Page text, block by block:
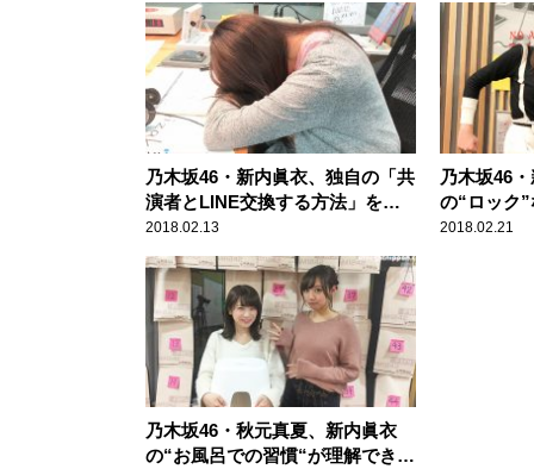
乃木坂46・新内眞衣、独自の「共
演者とLINE交換する方法」を考
案
2018.02.13
乃木坂46
の“ロック
2018.02.21
乃木坂46・秋元真夏、新内眞衣
の“お風呂での習慣“が理解できず